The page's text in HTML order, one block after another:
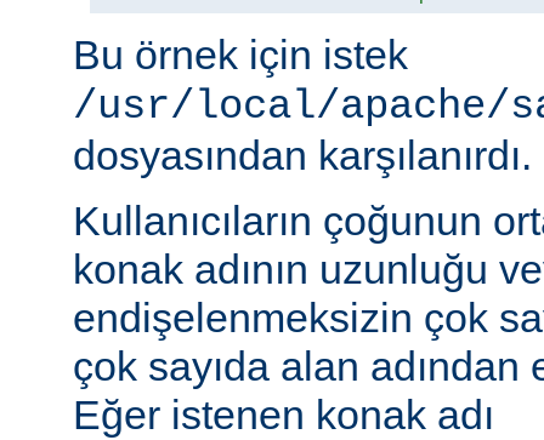
Bu örnek için istek
/usr/local/apache/
dosyasından karşılanırdı.
Kullanıcıların çoğunun
konak adının uzunluğu
endişelenmeksizin çok
çok sayıda alan
Eğer istenen konak adı